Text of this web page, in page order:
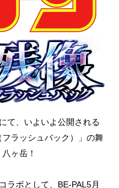
て、いよいよ公開される
ラッシュバック）」の舞
ヶ岳！
ラボとして、BE-PAL5月